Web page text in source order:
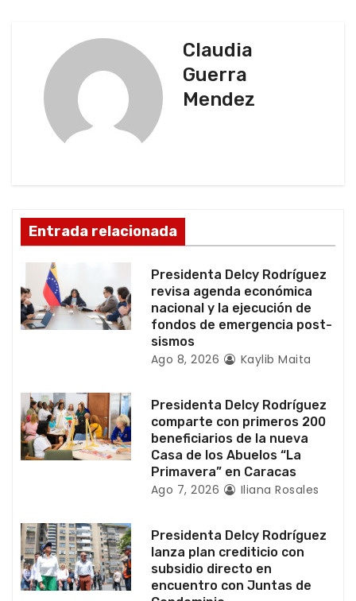
e
e
n
t
a
d
a
Claudia
Guerra
Mendez
Entrada relacionada
Presidenta Delcy Rodríguez
revisa agenda económica
nacional y la ejecución de
fondos de emergencia post-
sismos
Ago 8, 2026 Kaylib Maita
Presidenta Delcy Rodríguez
comparte con primeros 200
beneficiarios de la nueva
Casa de los Abuelos “La
Primavera” en Caracas
Ago 7, 2026 Iliana Rosales
Presidenta Delcy Rodríguez
lanza plan crediticio con
subsidio directo en
encuentro con Juntas de